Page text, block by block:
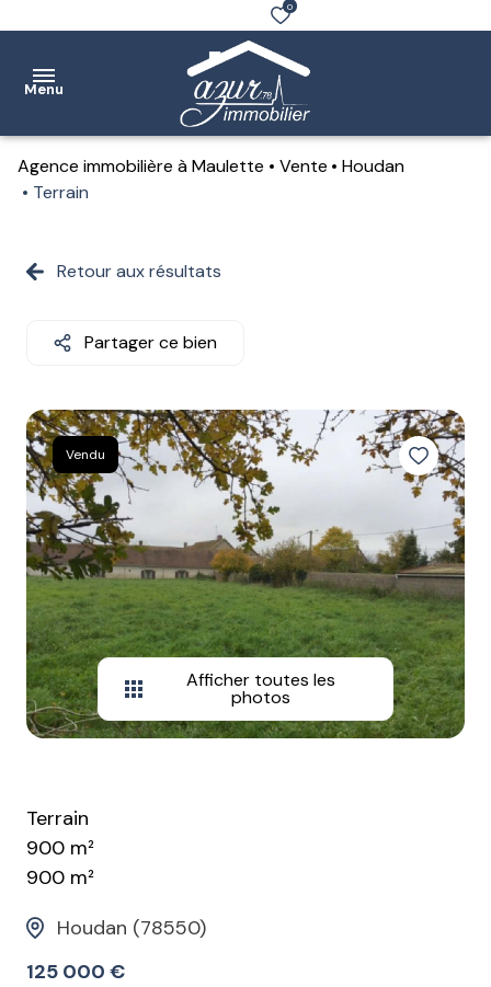
0
Menu
Accueil
Location
Notre
agence
Estimation
Contact
Agence immobilière à Maulette Vente
Houdan
Terrain
Retour aux résultats
Partager ce bien
Vendu
Afficher toutes les
photos
Terrain
900 m²
900 m²
Houdan (78550)
125 000 €